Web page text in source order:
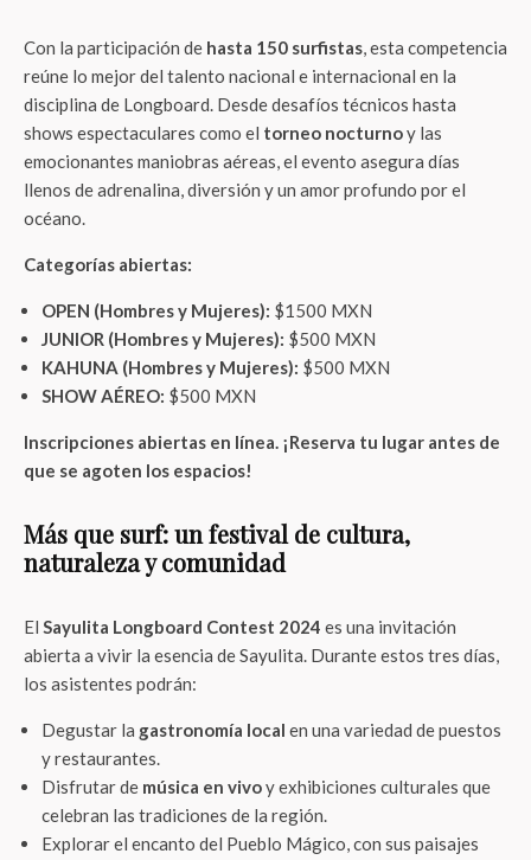
Con la participación de hasta 150 surfistas, esta competencia
reúne lo mejor del talento nacional e internacional en la
disciplina de Longboard. Desde desafíos técnicos hasta
shows espectaculares como el torneo nocturnoy las
emocionantes maniobras aéreas, el evento asegura días
llenos de adrenalina, diversión y un amor profundo por el
océano.
Categorías abiertas:
OPEN (Hombres y Mujeres): $1500 MXN
JUNIOR (Hombres y Mujeres): $500 MXN
KAHUNA (Hombres y Mujeres): $500 MXN
SHOW AÉREO: $500 MXN
Inscripciones abiertas en línea. ¡Reserva tu lugar antes de
que se agoten los espacios!
Más que surf: un festival de cultura,
naturaleza y comunidad
El Sayulita Longboard Contest 2024 es una invitación
abierta a vivir la esencia de Sayulita. Durante estos tres días,
los asistentes podrán:
Degustar la gastronomía local en una variedad de puestos
y restaurantes.
Disfrutar de música en vivoy exhibiciones culturales que
celebran las tradiciones de la región.
Explorar el encanto del Pueblo Mágico, con sus paisajes